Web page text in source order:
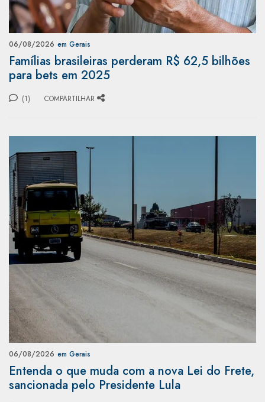
06/08/2026 em Gerais
Famílias brasileiras perderam R$ 62,5 bilhões
para bets em 2025
(1) COMPARTILHAR
06/08/2026 em Gerais
Entenda o que muda com a nova Lei do Frete,
sancionada pelo Presidente Lula